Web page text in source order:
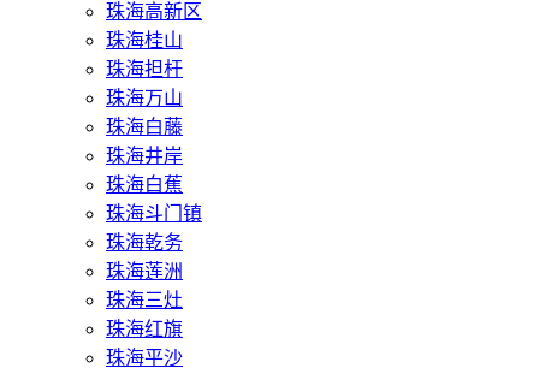
珠海高新区
珠海桂山
珠海担杆
珠海万山
珠海白藤
珠海井岸
珠海白蕉
珠海斗门镇
珠海乾务
珠海莲洲
珠海三灶
珠海红旗
珠海平沙